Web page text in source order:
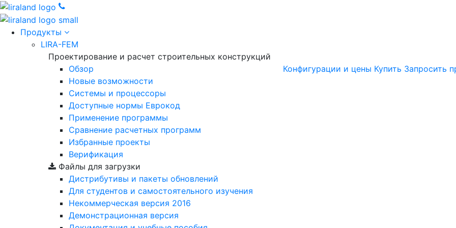
Продукты
LIRA-FEM
Проектирование и расчет строительных конструкций
Обзор
Новые возможности
Cистемы и процессоры
Доступные нормы Еврокод
Применение программы
Сравнение расчетных программ
Избранные проекты
Верификация
Конфигурации и цены Купить Запросить
Файлы для загрузки
Дистрибутивы и пакеты обновлений
Для студентов и самостоятельного изучения
Некоммерческая версия 2016
Демонстрационная версия